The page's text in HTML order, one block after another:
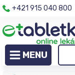
+421 915 040 800